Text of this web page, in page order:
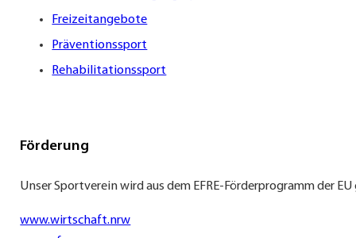
Freizeitangebote
Präventionssport
Rehabilitationssport
Förderung
Unser Sportverein wird aus dem EFRE-Förderprogramm der
www.wirtschaft.nrw